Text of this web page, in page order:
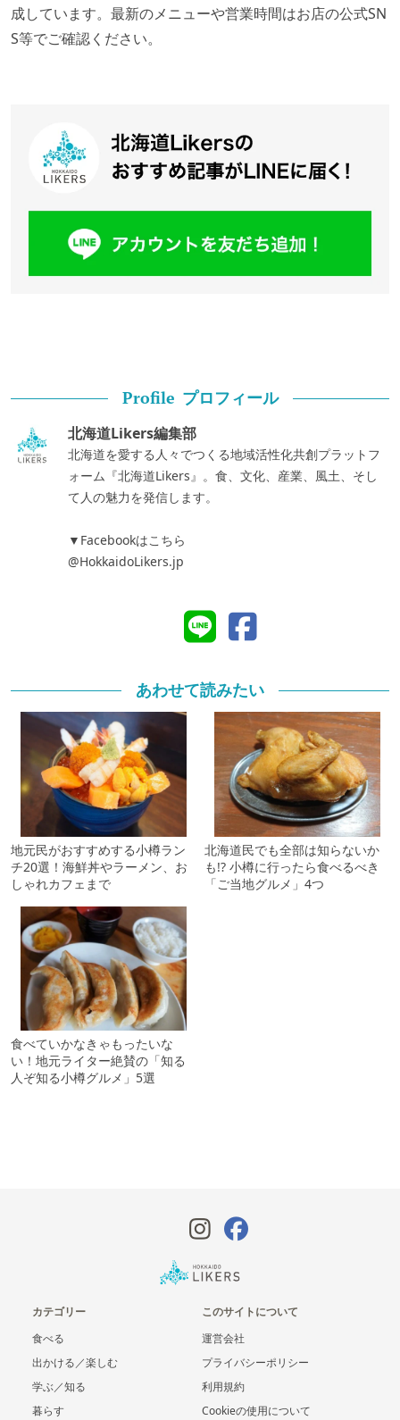
成しています。最新のメニューや営業時間はお店の公式SN
S等でご確認ください。
Profile プロフィール
北海道Likers編集部
北海道を愛する人々でつくる地域活性化共創プラットフ
ォーム『北海道Likers』。食、文化、産業、風土、そし
て人の魅力を発信します。
▼Facebookはこちら
@HokkaidoLikers.jp
あわせて読みたい
地元民がおすすめする小樽ラン
チ20選！海鮮丼やラーメン、お
しゃれカフェまで
北海道民でも全部は知らないか
も!? 小樽に行ったら食べるべき
「ご当地グルメ」4つ
食べていかなきゃもったいな
い！地元ライター絶賛の「知る
人ぞ知る小樽グルメ」5選
カテゴリー
食べる
出かける／楽しむ
学ぶ／知る
暮らす
このサイトについて
運営会社
プライバシーポリシー
利用規約
Cookieの使用について